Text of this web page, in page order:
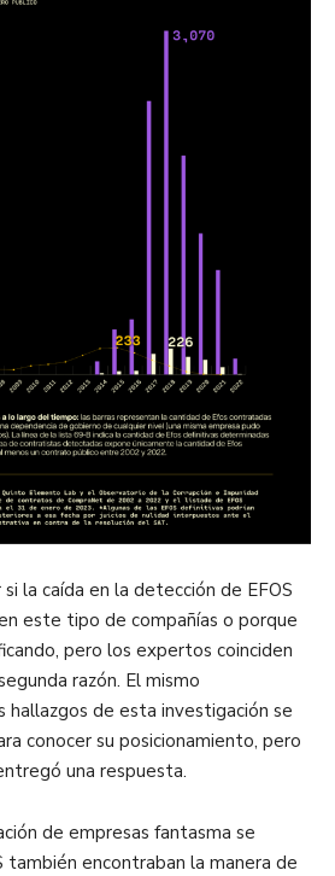
la caída en la detección de EFOS
este tipo de compañías o porque
pero los expertos coinciden
razón. El mismo
de esta investigación se
conocer su posicionamiento, pero
una respuesta.
de empresas fantasma se
también encontraban la manera de